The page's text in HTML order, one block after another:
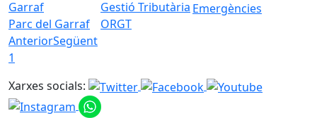
Parc del Garraf ORGT
Emergències
AnteriorSegüent
1
Xarxes socials: